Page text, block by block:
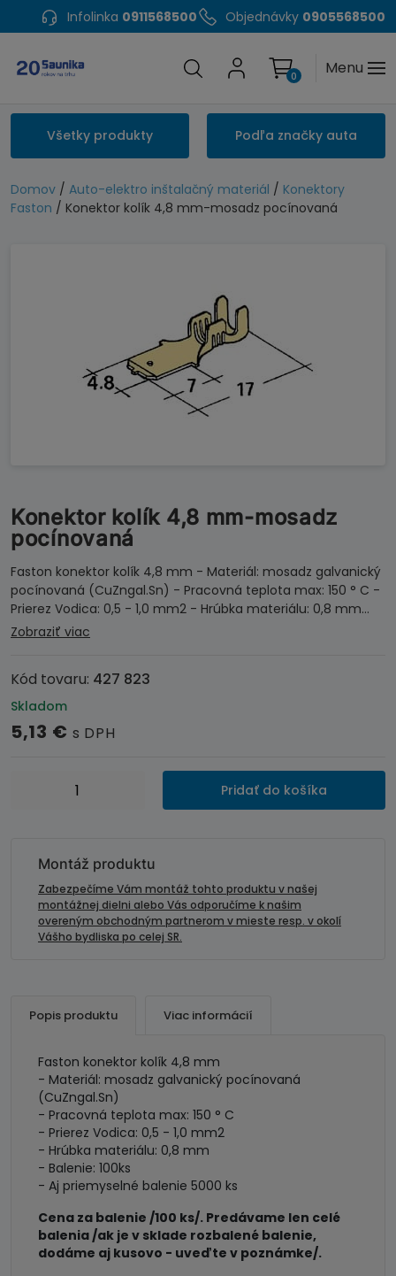
Infolinka 0911568500 Objednávky 0905568500
Menu
0
Všetky produkty Podľa značky auta
Domov / Auto-elektro inštalačný materiál / Konektory
Faston / Konektor kolík 4,8 mm-mosadz pocínovaná
Konektor kolík 4,8 mm-mosadz
pocínovaná
Faston konektor kolík 4,8 mm - Materiál: mosadz galvanický
pocínovaná (CuZngal.Sn) - Pracovná teplota max: 150 ° C -
Prierez Vodica: 0,5 - 1,0 mm2 - Hrúbka materiálu: 0,8 mm…
Zobraziť viac
Kód tovaru: 427 823
Skladom
5,13 € s DPH
množstvo
mm-
mosadz
pocínovaná
Pridať do košíka
Montáž produktu
Zabezpečíme Vám montáž tohto produktu v našej
montážnej dielni alebo Vás odporučíme k našim
overeným obchodným partnerom v mieste resp. v okolí
Vášho bydliska po celej SR.
Popis produktu Viac informácií
Faston konektor kolík 4,8 mm
- Materiál: mosadz galvanický pocínovaná
(CuZngal.Sn)
- Pracovná teplota max: 150 ° C
- Prierez Vodica: 0,5 - 1,0 mm2
- Hrúbka materiálu: 0,8 mm
- Balenie: 100ks
- Aj priemyselné balenie 5000 ks
Cena za balenie /100 ks/. Predávame len celé
balenia /ak je v sklade rozbalené balenie,
dodáme aj kusovo - uveďte v poznámke/.